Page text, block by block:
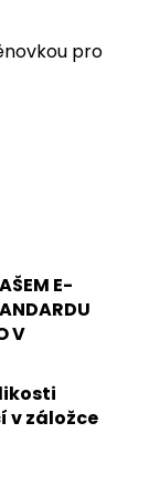
pro
E-
V
v záložce